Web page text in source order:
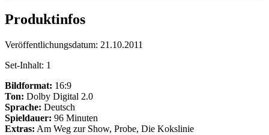
Produktinfos
Veröffentlichungsdatum: 21.10.2011
Set-Inhalt: 1
Bildformat: 16:9
Ton: Dolby Digital 2.0
Sprache: Deutsch
Spieldauer: 96 Minuten
Extras: Am Weg zur Show, Probe, Die Kokslinie